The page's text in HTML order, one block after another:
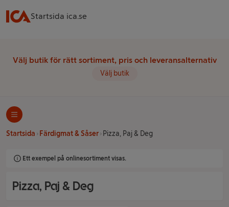
Startsida ica.se
Välj butik för rätt sortiment, pris och leveransalternativ
Välj butik
Startsida Färdigmat & Såser Pizza, Paj & Deg
Ett exempel på onlinesortiment visas.
Pizza, Paj & Deg